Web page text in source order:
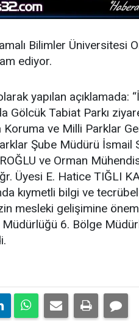
Bilimler Üniversitesi
ediyor.
yapılan
Gölcük Tabiat Parkı
Koruma ve Milli Parklar
Şube Müdürü İsmail
ve Orman
Üyesi E. Hatice TIĞLI
kıymetli bilgi ve
mesleki gelişimine
Müdürlüğü 6. Bölge